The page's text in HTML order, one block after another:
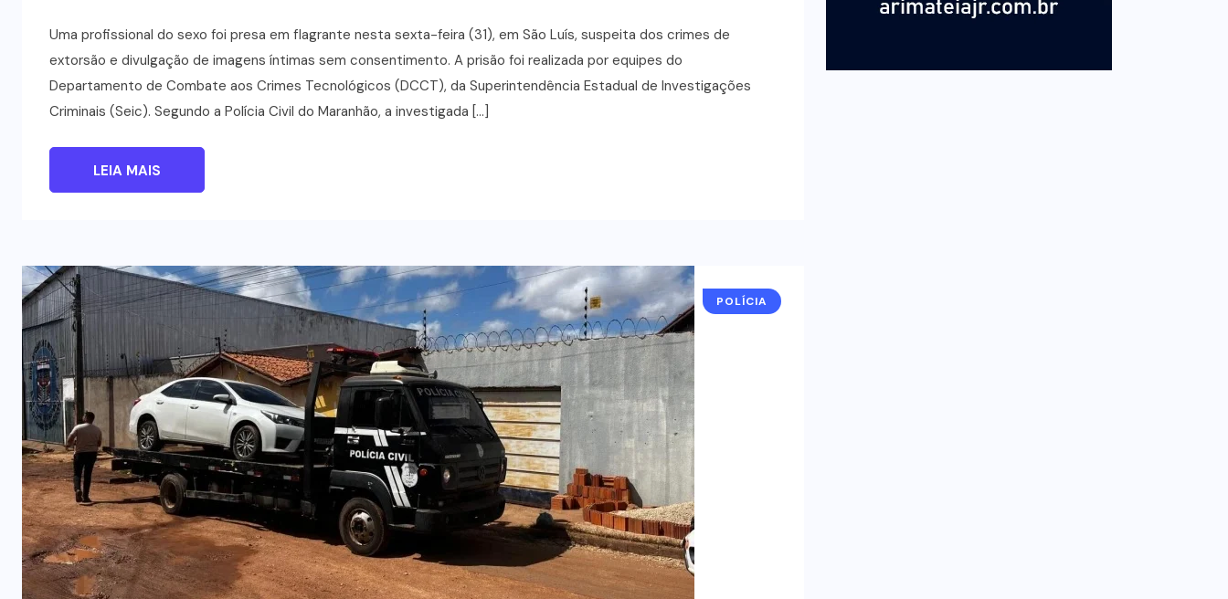
Uma profissional do sexo foi presa em flagrante nesta sexta-feira (31), em São Luís, suspeita dos crimes de
extorsão e divulgação de imagens íntimas sem consentimento. A prisão foi realizada por equipes do
Departamento de Combate aos Crimes Tecnológicos (DCCT), da Superintendência Estadual de Investigações
Criminais (Seic). Segundo a Polícia Civil do Maranhão, a investigada […]
LEIA MAIS
POLÍCIA